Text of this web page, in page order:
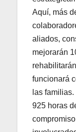
Aquí, más
aliados,
mejorarán
funcionará
las
925 horas